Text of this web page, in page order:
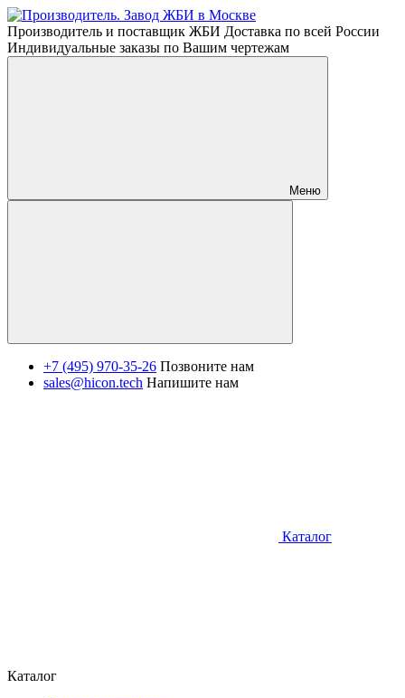
Производитель и поставщик ЖБИ Доставка по всей России
Индивидуальные заказы по Вашим чертежам
Меню
+7 (495) 970-35-26 Позвоните нам
sales@hicon.tech Напишите нам
Каталог
Каталог